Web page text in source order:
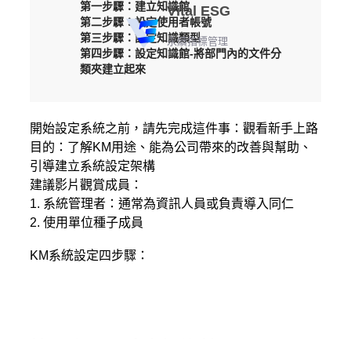
Vital ESG
永續指標管理
第一步驟：建立知識館
第二步驟：設定使用者帳號
第三步驟：設定知識類型
第四步驟：設定知識館-將部門內的文件分
類夾建立起來
開始設定系統之前，請先完成這件事：觀看新手上路
目的：了解KM用途、能為公司帶來的改善與幫助、
引導建立系統設定架構
建議影片觀賞成員：
1. 系統管理者：通常為資訊人員或負責導入同仁
2. 使用單位種子成員
KM系統設定四步驟：